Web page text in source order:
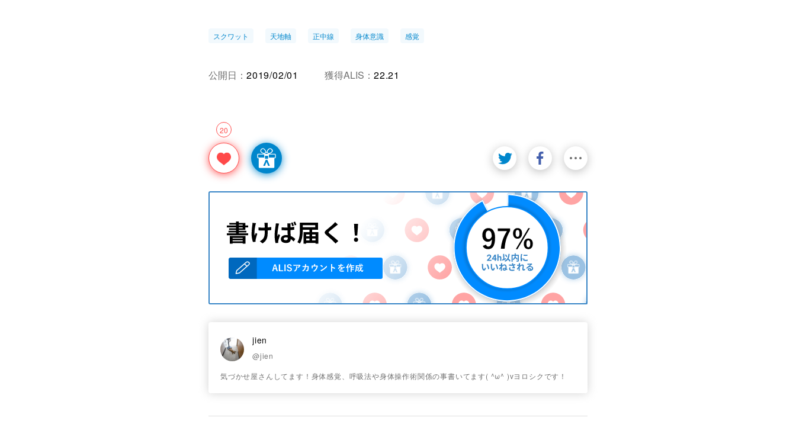
スクワット 天地軸 正中線 身体意識 感覚
20
公開日： 2019/02/01 獲得ALIS： 22.21
jien
@jien
気づかせ屋さんしてます！身体感覚、呼吸法や身体操作術関係の事書いてます( ^ω^ )vヨロシクです！